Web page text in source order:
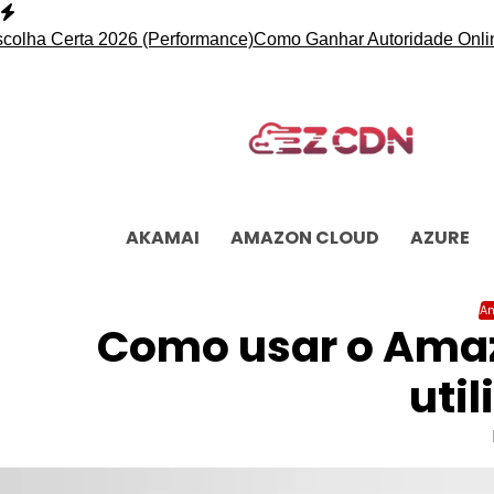
Skip
to
2026 (Performance)Como Ganhar Autoridade Online
AKAMAI AMAZON CLOUD AZURE
Como usar o